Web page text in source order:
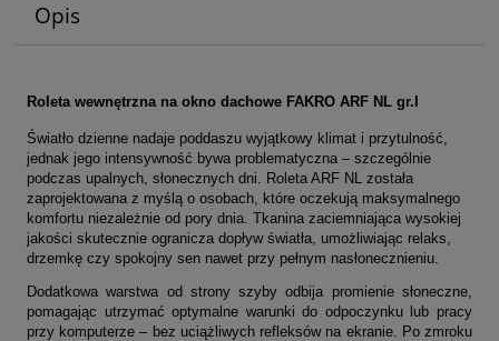
Opis
Roleta wewnętrzna na okno dachowe FAKRO ARF NL gr.I
Światło dzienne nadaje poddaszu wyjątkowy klimat i przytulność,
jednak jego intensywność bywa problematyczna – szczególnie
podczas upalnych, słonecznych dni. Roleta ARF NL została
zaprojektowana z myślą o osobach, które oczekują maksymalnego
komfortu niezależnie od pory dnia. Tkanina zaciemniająca wysokiej
jakości skutecznie ogranicza dopływ światła, umożliwiając relaks,
drzemkę czy spokojny sen nawet przy pełnym nasłonecznieniu.
Dodatkowa warstwa od strony szyby odbija promienie słoneczne,
pomagając utrzymać optymalne warunki do odpoczynku lub pracy
przy komputerze – bez uciążliwych refleksów na ekranie. Po zmroku